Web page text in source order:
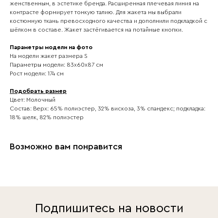
женственным, в эстетике бренда. Расширенная плечевая линия на
контрасте формирует тонкую талию. Для жакета мы выбрали
костюмную ткань превосходного качества и дополнили подкладкой с
шёлком в составе. Жакет застёгивается на потайные кнопки.
Параметры модели на фото
На модели жакет размера S
Параметры модели: 83х60х87 см
Рост модели: 174 см
Подобрать размер
Цвет: Молочный
Состав: Верх: 65% полиэстер, 32% вискоза, 3% спандекс; подкладка:
18% шелк, 82% полиэстер
Возможно вам понравится
Подпишитесь на новости